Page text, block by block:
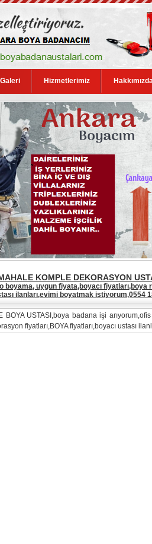
Galeri Hizmetlerimiz
KOMPLE DEKORASYON
boyama, uygun fiyata,boyacı
ilanları,evimi boyatmak istiyorum,0554